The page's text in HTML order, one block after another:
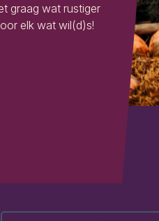
graag wat rustiger
elk wat wil(d)s!